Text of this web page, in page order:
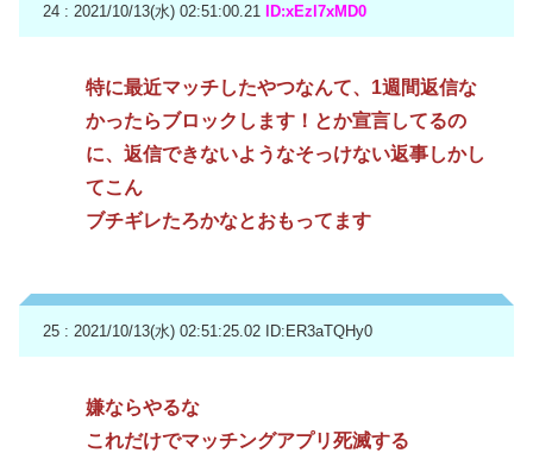
24 : 2021/10/13(水) 02:51:00.21 ID:xEzl7xMD0
特に最近マッチしたやつなんて、1週間返信な
かったらブロックします！とか宣言してるの
に、返信できないようなそっけない返事しかし
てこん
ブチギレたろかなとおもってます
25 : 2021/10/13(水) 02:51:25.02 ID:ER3aTQHy0
嫌ならやるな
これだけでマッチングアプリ死滅する